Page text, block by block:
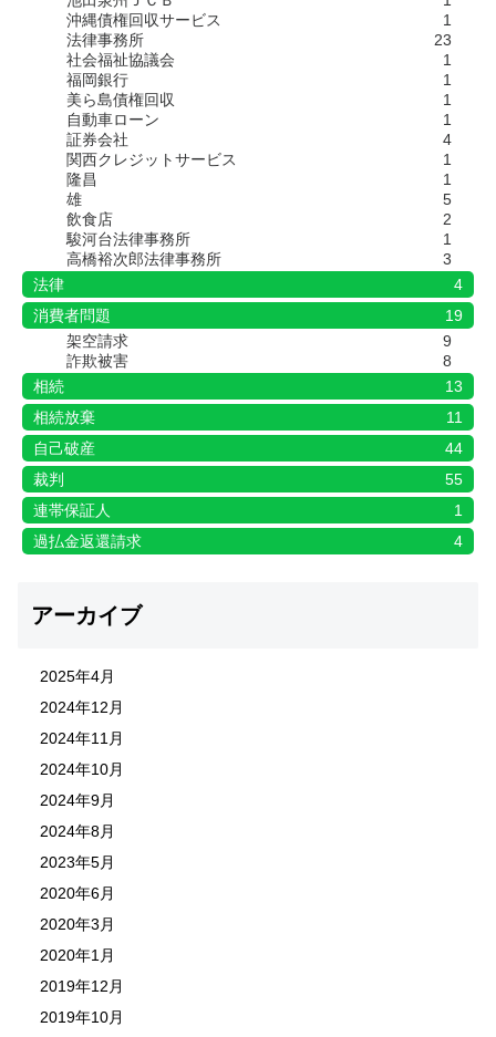
沖縄債権回収サービス
1
法律事務所
23
社会福祉協議会
1
福岡銀行
1
美ら島債権回収
1
自動車ローン
1
証券会社
4
関西クレジットサービス
1
隆昌
1
雄
5
飲食店
2
駿河台法律事務所
1
高橋裕次郎法律事務所
3
法律
4
消費者問題
19
架空請求
9
詐欺被害
8
相続
13
相続放棄
11
自己破産
44
裁判
55
連帯保証人
1
過払金返還請求
4
アーカイブ
2025年4月
2024年12月
2024年11月
2024年10月
2024年9月
2024年8月
2023年5月
2020年6月
2020年3月
2020年1月
2019年12月
2019年10月